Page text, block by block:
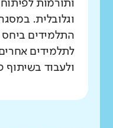
ותורמות
וגלובלית.
התלמידים
לתלמידים
ולעבוד בשיתוף